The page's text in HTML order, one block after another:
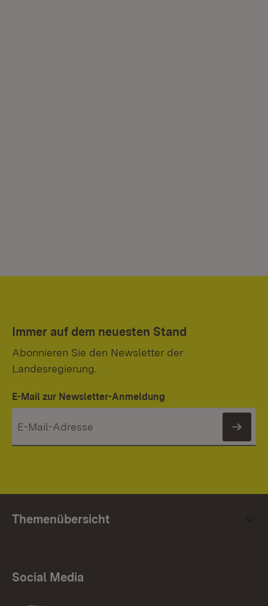
Immer auf dem neuesten Stand
Abonnieren Sie den Newsletter der
Landesregierung.
E-Mail zur Newsletter-Anmeldung
Themenübersicht
Social Media